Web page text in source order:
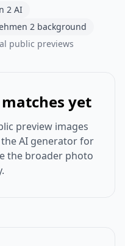
2 AI
2 background
public previews
yet
preview images
AI generator for
the broader photo